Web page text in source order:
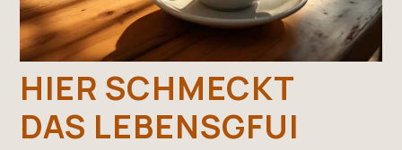
HIER SCHMECKT
DAS LEBENSGFUI